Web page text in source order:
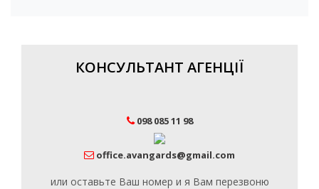
КОНСУЛЬТАНТ АГЕНЦІЇ
098 085 11 98
office.avangards@gmail.com
или оставьте Ваш номер и я Вам перезвоню